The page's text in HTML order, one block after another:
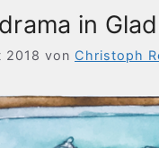
in
2018 von Christoph